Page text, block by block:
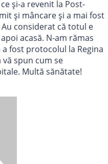
și-a revenit la Post-
și mâncare și a mai fost
considerat că totul e
acasă. N-am rămas
fost protocolul la Regina
spun cum se
Multă sănătate!